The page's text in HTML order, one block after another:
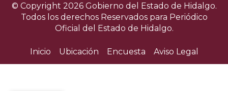
© Copyright 2026 Gobierno del Estado de Hidalgo.
Todos los derechos Reservados para Periódico
Oficial del Estado de Hidalgo.
Inicio Ubicación Encuesta Aviso Legal